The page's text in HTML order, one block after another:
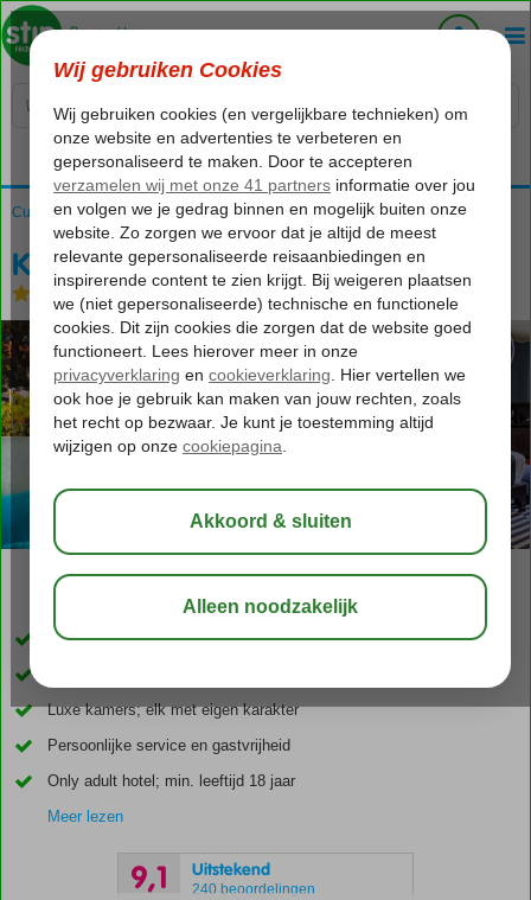
Voelt als thuiskomen...
Curaçao Willemstad Kura Botanica
Kura Botanica
Logies en ontbijt- Hotel
Uniek, historisch boutique hotel
Luxe kamers; elk met eigen karakter
Persoonlijke service en gastvrijheid
Only adult hotel; min. leeftijd 18 jaar
Meer lezen
9,1 Uitstekend
240 beoordelingen